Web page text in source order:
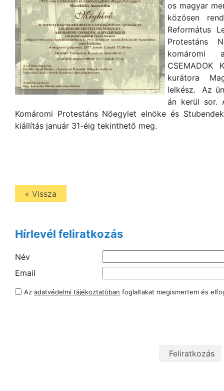
os magyar
közösen
Református
Protestáns
komáromi
CSEMADOK
kurátora
lelkész. Az
án kerül sor.
Komáromi Protestáns Nőegylet elnöke és
kiállítás január 31-éig tekinthető meg.
« Vissza
Hírlevél feliratkozás
Név
Email
Az adatvédelmi tájékoztatóban foglaltakat megismertem és